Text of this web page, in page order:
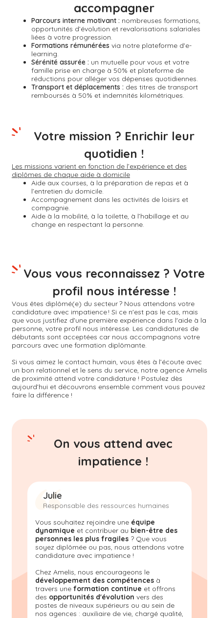
Parcours interne motivant : nombreuses formations,
opportunités d’évolution et revalorisations salariales
liées à votre progression.
Formations rémunérées via notre plateforme d'e-
learning.
Sérénité assurée : un mutuelle pour vous et votre
famille prise en charge à 50% et plateforme de
réductions pour alléger vos dépenses quotidiennes.
Transport et déplacements : des titres de transport
remboursés à 50% et indemnités kilométriques.
accompagner
Les missions varient en fonction de l’expérience et des
diplômes de chaque aide à domicile
Aide aux courses, à la préparation de repas et à
l’entretien du domicile.
Accompagnement dans les activités de loisirs et
compagnie.
Aide à la mobilité, à la toilette, à l’habillage et au
change en respectant la personne.
Votre mission ? Enrichir leur
quotidien !
Vous êtes diplômé(e) du secteur ? Nous attendons votre
candidature avec impatience ! Si ce n'est pas le cas, mais
que vous justifiez d'une première expérience dans l'aide à la
personne, votre profil nous intéresse. Les candidatures de
débutants sont acceptées car nous accompagnons votre
parcours avec une formation diplômante.
Si vous aimez le contact humain, vous êtes à l’écoute avec
un bon relationnel et le sens du service, notre agence Amelis
de proximité attend votre candidature ! Postulez dès
aujourd’hui et découvrons ensemble comment vous pouvez
faire la différence !
Vous vous reconnaissez ? Votre
profil nous intéresse !
On vous attend avec
impatience !
Julie
Responsable des ressources humaines
Vous souhaitez rejoindre une équipe
dynamique et contribuer au bien-être des
personnes les plus fragiles ? Que vous
soyez diplômée ou pas, nous attendons votre
candidature avec impatience !
Chez Amelis, nous encourageons le
développement des compétences à
travers une formation continue et offrons
des opportunités d'évolution vers des
postes de niveaux supérieurs ou au sein de
nos agences : auxiliaire de vie, chargé qualité,